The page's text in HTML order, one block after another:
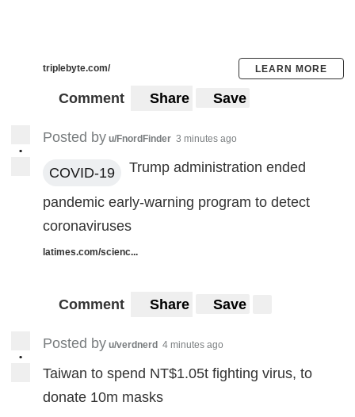
triplebyte.com/ LEARN MORE
Comment Share Save
•
Posted by u/FnordFinder 3 minutes ago
COVID-19 Trump administration ended
pandemic early-warning program to detect
coronaviruses
latimes.com/scienc...
Comment Share Save
•
Posted by u/verdnerd 4 minutes ago
Taiwan to spend NT$1.05t fighting virus, to
donate 10m masks